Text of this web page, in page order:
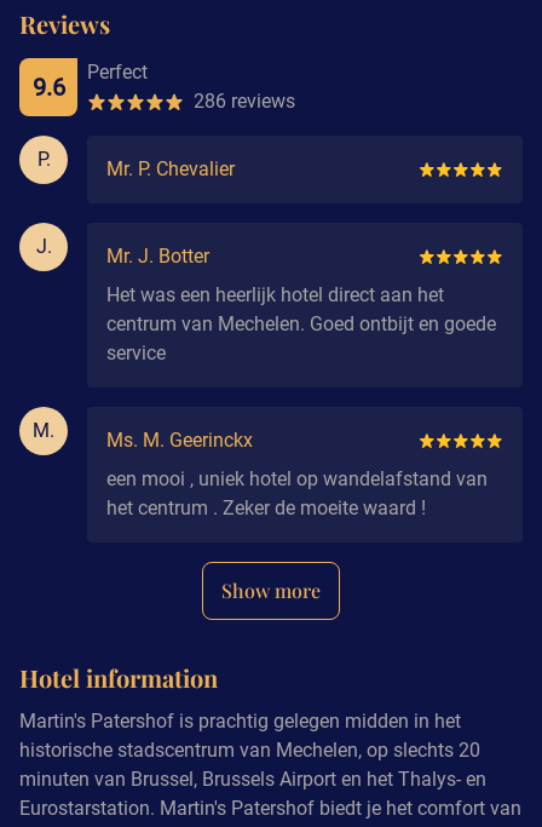
Reviews
9.6
Perfect
286 reviews
P. Mr. P. Chevalier
J.
Mr. J. Botter
Het was een heerlijk hotel direct aan het
centrum van Mechelen. Goed ontbijt en goede
service
M.
Ms. M. Geerinckx
een mooi , uniek hotel op wandelafstand van
het centrum . Zeker de moeite waard !
Show more
Hotel information
Martin's Patershof is prachtig gelegen midden in het
historische stadscentrum van Mechelen, op slechts 20
minuten van Brussel, Brussels Airport en het Thalys- en
Eurostarstation. Martin's Patershof biedt je het comfort van